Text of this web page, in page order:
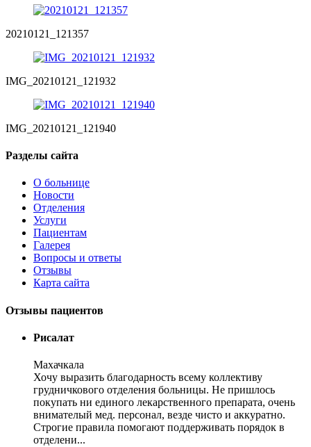
20210121_121357
IMG_20210121_121932
IMG_20210121_121940
Разделы сайта
О больнице
Новости
Отделения
Услуги
Пациентам
Галерея
Вопросы и ответы
Отзывы
Карта сайта
Отзывы пациентов
Рисалат
Махачкала
Хочу выразить благодарность всему коллективу
грудничкового отделения больницы. Не пришлось
покупать ни единого лекарственного препарата, очень
внимателый мед. персонал, везде чисто и аккуратно.
Строгие правила помогают поддерживать порядок в
отделени...